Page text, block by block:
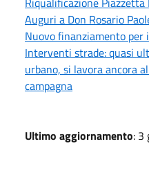
Auguri a Don Rosario
Nuovo finanziamento per
Interventi strade: quasi
urbano, si lavora ancora
campagna
Ultimo aggiornamento: 3